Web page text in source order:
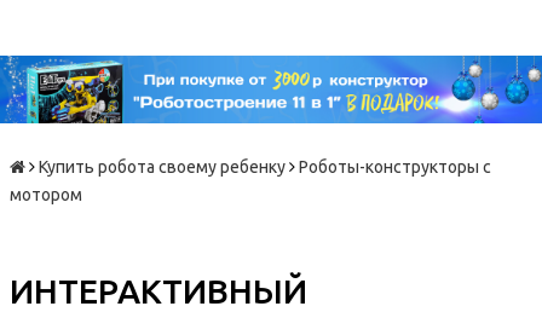
Купить робота своему ребенку
Роботы-конструкторы с
мотором
ИНТЕРАКТИВНЫЙ